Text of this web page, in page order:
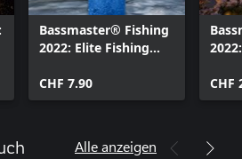
Bassmaster® Fishing
2022: Elite Fishing
CHF 7.90
CHF
Alle anzeigen